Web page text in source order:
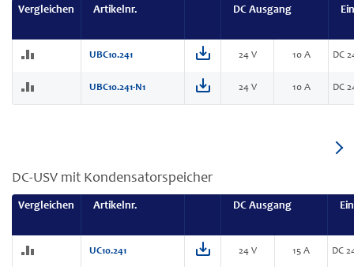
Vergleichen Artikelnr. DC Ausgang
UBC10.241 24 V 10 A DC
UBC10.241-N1 24 V 10 A DC
DC-USV mit Kondensatorspeicher
Vergleichen Artikelnr. DC Ausgang
UC10.241 24 V 15 A DC